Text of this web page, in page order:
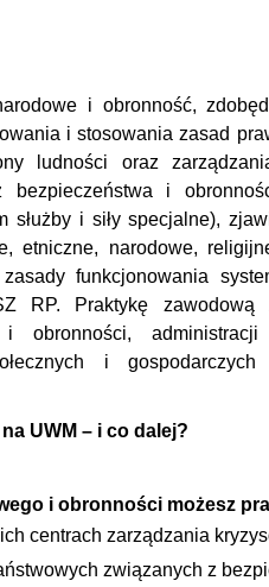
i obronność,
i stosowania zasad
ludności oraz
bezpieczeństwa i
i siły specjalne),
etniczne, narodowe,
funkcjonowania
RP. Praktykę zawodową
i obronności,
i
UWM – i co dalej?
i obronności możesz
centrach zarządzania
związanych z